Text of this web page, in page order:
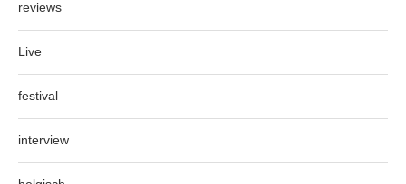
reviews
Live
festival
interview